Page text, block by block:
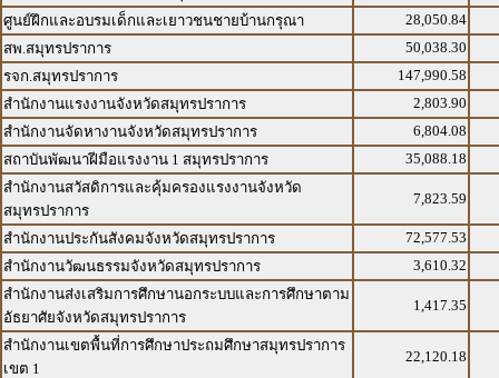
ศูนย์ฝึกและอบรมเด็กและเยาวชนชายบ้านกรุณา
28,050.84
สพ.สมุทรปราการ
50,038.30
รจก.สมุทรปราการ
147,990.58
สำนักงานแรงงานจังหวัดสมุทรปราการ
2,803.90
สำนักงานจัดหางานจังหวัดสมุทรปราการ
6,804.08
สถาบันพัฒนาฝีมือแรงงาน 1 สมุทรปราการ
35,088.18
สำนักงานสวัสดิการและคุ้มครองแรงงานจังหวัด
สมุทรปราการ
7,823.59
สำนักงานประกันสังคมจังหวัดสมุทรปราการ
72,577.53
สำนักงานวัฒนธรรมจังหวัดสมุทรปราการ
3,610.32
สำนักงานส่งเสริมการศึกษานอกระบบและการศึกษาตาม
อัธยาศัยจังหวัดสมุทรปราการ
1,417.35
สำนักงานเขตพื้นที่การศึกษาประถมศึกษาสมุทรปราการ
เขต 1
22,120.18